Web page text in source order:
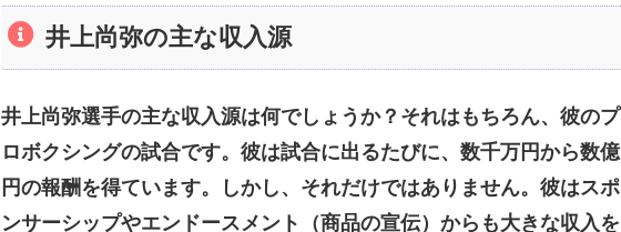
井上尚弥の主な収入源
井上尚弥選手の主な収入源は何でしょうか？それはもちろん、彼のプ
ロボクシングの試合です。彼は試合に出るたびに、数千万円から数億
円の報酬を得ています。しかし、それだけではありません。彼はスポ
ンサーシップやエンドースメント（商品の宣伝）からも大きな収入を